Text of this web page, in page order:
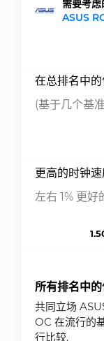
需要考
ASUS
在总排名中的
(基于几个基
更高的时钟
左右 1% 更好
所有排名中
共同立场
OC 在流行的
行比较.